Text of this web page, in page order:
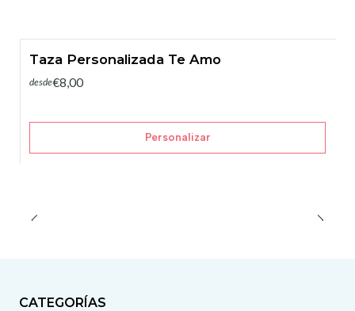
Taza Personalizada Te Amo
desde€8,00
Personalizar
CATEGORÍAS